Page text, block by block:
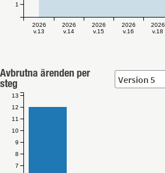
2026
v.13
2026
v.14
2026
v.15
2026
v.16
2026
v.18
1
Avbrutna ärenden per
steg
7
8
9
10
11
12
13